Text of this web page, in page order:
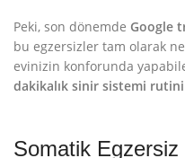
Peki, son dönemde Google
bu egzersizler tam olarak
evinizin konforunda
dakikalık sinir sistemi rutini
Somatik